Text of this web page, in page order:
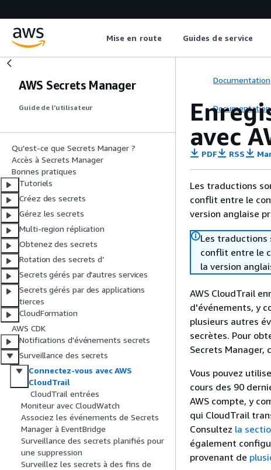
Mise en route Guides de service
AWS Secrets Manager
Guide de l’utilisateur
Qu'est-ce que Secrets Manager ?
Accès à Secrets Manager
Bonnes pratiques
Tutoriels
Créez des secrets
Gérez les secrets
Multi-region réplication
Obtenez des secrets
Rotation des secrets d’
Secrets gérés par d'autres services
Secrets gérés par des applications
tierces
CloudFormation
AWS CDK
Notifications d'événements secrets
Surveillance des secrets
Connectez-vous avec AWS
CloudTrail
CloudTrail entrées
Moniteur avec CloudWatch
Associez les événements de Secrets
Manager à EventBridge
Surveillance des secrets planifiés pour
une suppression
Surveillez les secrets à des fins de
Documentation
Documentation
avec
PDF RSS
Les traductions
conflit entre le
version anglaise
Les traductions
conflit entre le
la version
AWS CloudTrail
d'événements, y
plusieurs autres
secrètes. Pour
Secrets Manager,
Vous pouvez
cours des 90
AWS compte, y
qui CloudTrail
Consultez la
également
provenant de